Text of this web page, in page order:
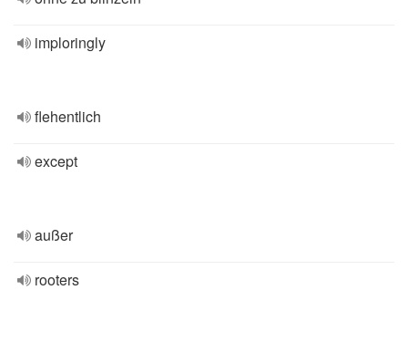
imploringly
flehentlich
except
außer
rooters